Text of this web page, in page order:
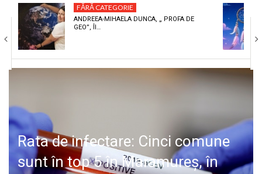
CULTURA
ECONOMIE
SANATATE
SPECIAL
POLITIC
LIFE
FĂRĂ CATEGORIE
ANDREEA-MIHAELA DUNCA, „ PROFA DE
GEO”, ÎI…
Rata de infectare: Cinci comune
sunt în top 5 în Maramureș, în